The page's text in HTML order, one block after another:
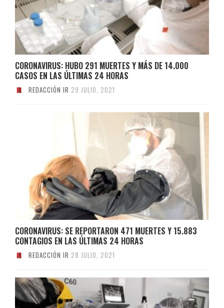
CORONAVIRUS: HUBO 291 MUERTES Y MÁS DE 14.000
CASOS EN LAS ÚLTIMAS 24 HORAS
REDACCIÓN IR 29 JULIO, 2021
CORONAVIRUS: SE REPORTARON 471 MUERTES Y 15.883
CONTAGIOS EN LAS ÚLTIMAS 24 HORAS
REDACCIÓN IR 28 JULIO, 2021